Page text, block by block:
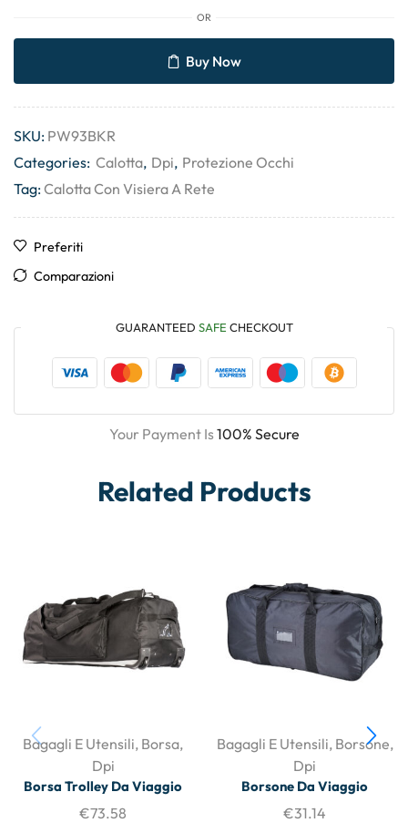
OR
Buy Now
SKU: PW93BKR
Categories: Calotta, Dpi, Protezione Occhi
Tag:Calotta Con Visiera A Rete
Preferiti
Comparazioni
GUARANTEED SAFE CHECKOUT
Your Payment Is100% Secure
Related Products
Bagagli E Utensili, Borsa,
Dpi
Borsa Trolley Da Viaggio
€73.58
Bagagli E Utensili, Borsone,
Dpi
Borsone Da Viaggio
€31.14